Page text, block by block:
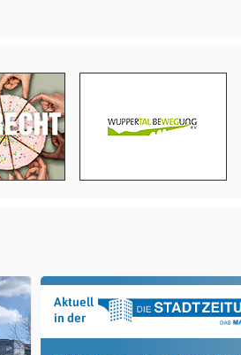
Aktuell
in der